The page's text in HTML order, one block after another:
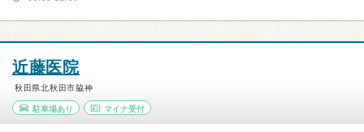
近藤医院
秋田県北秋田市脇神
駐車場あり マイナ受付